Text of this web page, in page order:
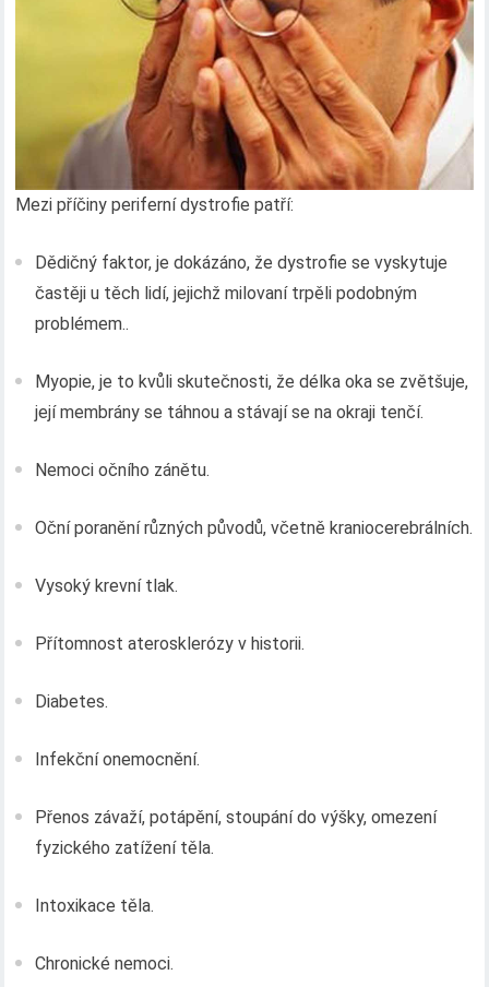
Mezi příčiny periferní dystrofie patří:
Dědičný faktor, je dokázáno, že dystrofie se vyskytuje
častěji u těch lidí, jejichž milovaní trpěli podobným
problémem..
Myopie, je to kvůli skutečnosti, že délka oka se zvětšuje,
její membrány se táhnou a stávají se na okraji tenčí.
Nemoci očního zánětu.
Oční poranění různých původů, včetně kraniocerebrálních.
Vysoký krevní tlak.
Přítomnost aterosklerózy v historii.
Diabetes.
Infekční onemocnění.
Přenos závaží, potápění, stoupání do výšky, omezení
fyzického zatížení těla.
Intoxikace těla.
Chronické nemoci.